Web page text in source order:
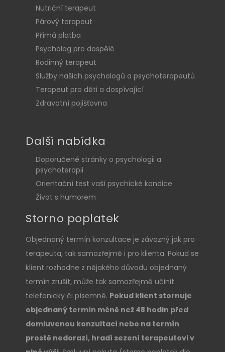
Nutriční terapeut
Párový terapeut
Přímá platba
Psycholog pro dospělé
Rodinný terapeut
Služby našich psychologů a psychoterapeutů
Terapeut pro děti a dospívající
Zdravotní pojišťovna
Další nabídka
Doporučené stránky o psychologii a
psychoterapii
Orientační test vaší psychické kondice
Život s humorem
Storno poplatek
Objednaný termín konzultace je závazný jak pro
terapeuta, tak samozřejmě i pro klienta. Pokud se
klient rozhodne z nějakého důvodu objednaný
termín zrušit, může tak samozřejmě učinit
telefonicky či písemně. Pokud klient stornuje
objednaný termín méně než 48 hodin před
domluvenou konzultací nebo na termín
prostě nedorazí, hradí sezení terapeutovi v